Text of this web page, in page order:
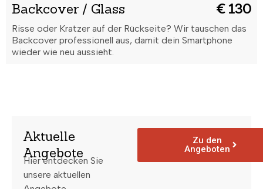
Backcover / Glass € 130
Risse oder Kratzer auf der Rückseite? Wir tauschen das
Backcover professionell aus, damit dein Smartphone
wieder wie neu aussieht.
Aktuelle
Angebote
Hier entdecken Sie
unsere aktuellen
Zu den
Angeboten